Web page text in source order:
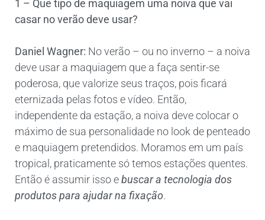
1 – Que tipo de maquiagem uma noiva que vai
casar no verão deve usar?
Daniel Wagner: No verão – ou no inverno – a noiva
deve usar a maquiagem que a faça sentir-se
poderosa, que valorize seus traços, pois ficará
eternizada pelas fotos e vídeo. Então,
independente da estação, a noiva deve colocar o
máximo de sua personalidade no look de penteado
e maquiagem pretendidos. Moramos em um país
tropical, praticamente só temos estações quentes.
Então é assumir isso ebuscar a tecnologia dos
produtos para ajudar na fixação.